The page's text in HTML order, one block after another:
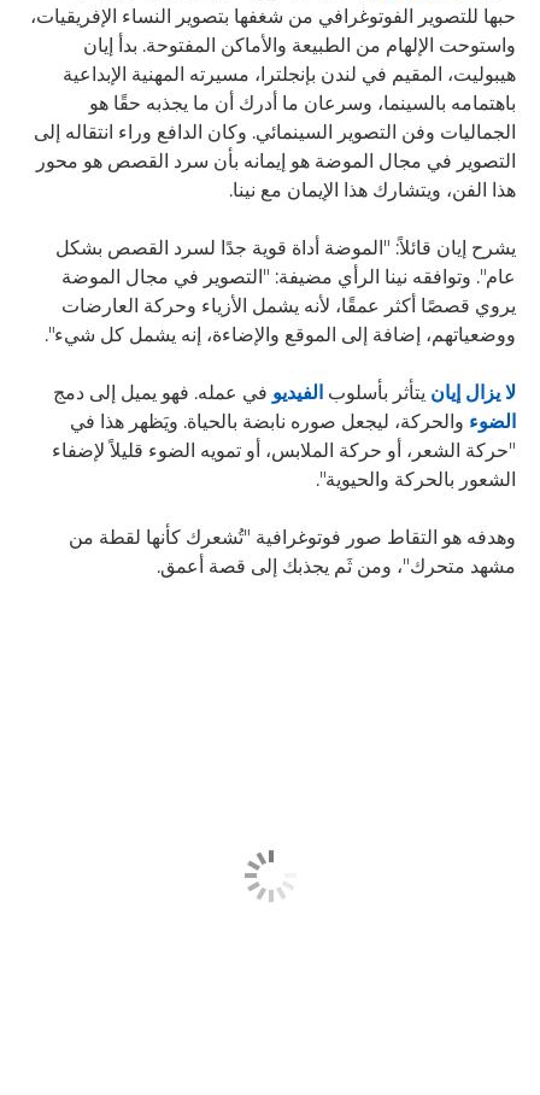
حبها للتصوير الفوتوغرافي من شغفها بتصوير النساء الإفريقيات،
واستوحت الإلهام من الطبيعة والأماكن المفتوحة. بدأ إيان
هيبوليت، المقيم في لندن بإنجلترا، مسيرته المهنية الإبداعية
باهتمامه بالسينما، وسرعان ما أدرك أن ما يجذبه حقًا هو
الجماليات وفن التصوير السينمائي. وكان الدافع وراء انتقاله إلى
التصوير في مجال الموضة هو إيمانه بأن سرد القصص هو محور
هذا الفن، ويتشارك هذا الإيمان مع نينا.
يشرح إيان قائلاً: "الموضة أداة قوية جدًا لسرد القصص بشكل
عام". وتوافقه نينا الرأي مضيفة: "التصوير في مجال الموضة
يروي قصصًا أكثر عمقًا، لأنه يشمل الأزياء وحركة العارضات
ووضعياتهم، إضافة إلى الموقع والإضاءة، إنه يشمل كل شيء".
لا يزال إيان يتأثر بأسلوب الفيديو في عمله. فهو يميل إلى دمج
الضوء والحركة، ليجعل صوره نابضة بالحياة. ويَظهر هذا في
"حركة الشعر، أو حركة الملابس، أو تمويه الضوء قليلاً لإضفاء
الشعور بالحركة والحيوية".
وهدفه هو التقاط صور فوتوغرافية "تُشعرك كأنها لقطة من
مشهد متحرك"، ومن ثَم يجذبك إلى قصة أعمق.